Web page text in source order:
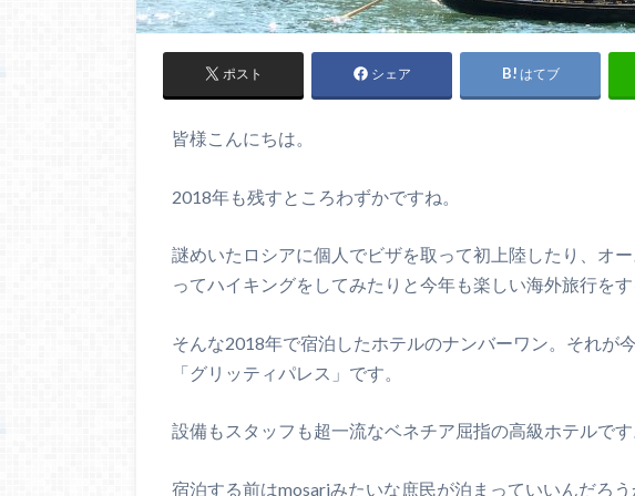
ポスト シェア はてブ
皆様こんにちは。
2018年も残すところわずかですね。
謎めいたロシアに個人でビザを取って初上陸したり、オ
ってハイキングをしてみたりと今年も楽しい海外旅行をす
そんな2018年で宿泊したホテルのナンバーワン。それが
「グリッティパレス」です。
設備もスタッフも超一流なベネチア屈指の高級ホテルです
宿泊する前はmosariみたいな庶民が泊まっていいんだろ